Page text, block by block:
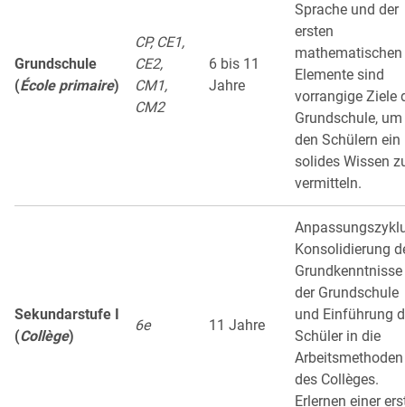
Grundschule
(École primaire)
CP, CE1,
CE2,
CM1,
CM2
6 bis 11
Jahre
Sprache und der
ersten
mathematischen
Elemente sind
vorrangige Ziele
Grundschule, um
den Schülern ein
solides Wissen
vermitteln.
Sekundarstufe I
(Collège)
6e 11 Jahre
Konsolidierung
Grundkenntnisse
der Grundschule
und Einführung
Schüler in die
Arbeitsmethoden
des Collèges.
Erlernen einer